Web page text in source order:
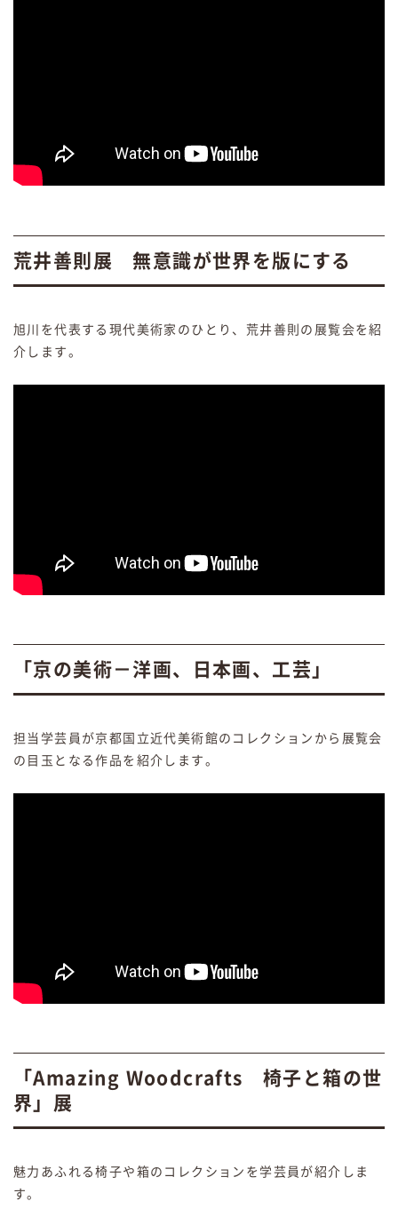
荒井善則展 無意識が世界を版にする
旭川を代表する現代美術家のひとり、荒井善則の展覧会を紹
介します。
「京の美術－洋画、日本画、工芸」
担当学芸員が京都国立近代美術館のコレクションから展覧会
の目玉となる作品を紹介します。
「Amazing Woodcrafts 椅子と箱の世
界」展
魅力あふれる椅子や箱のコレクションを学芸員が紹介しま
す。